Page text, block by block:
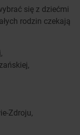
się z dziećmi
rodzin czekają
Zdroju,